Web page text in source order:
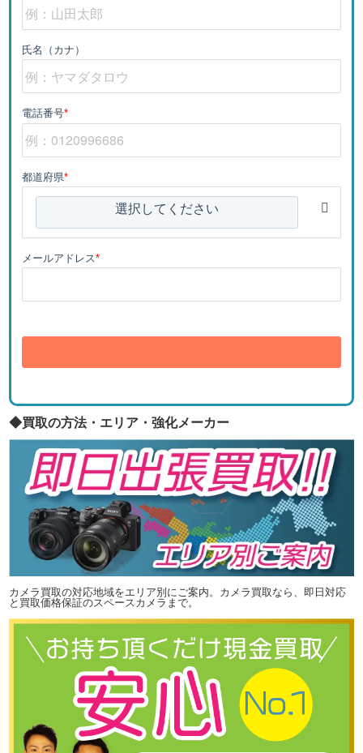
氏名（カナ）
電話番号*
都道府県*
選択してください
メールアドレス*
◆買取の方法・エリア・強化メーカー
カメラ買取の対応地域をエリア別にご案内。カメラ買取なら、即日対応
と買取価格保証のスペースカメラまで。